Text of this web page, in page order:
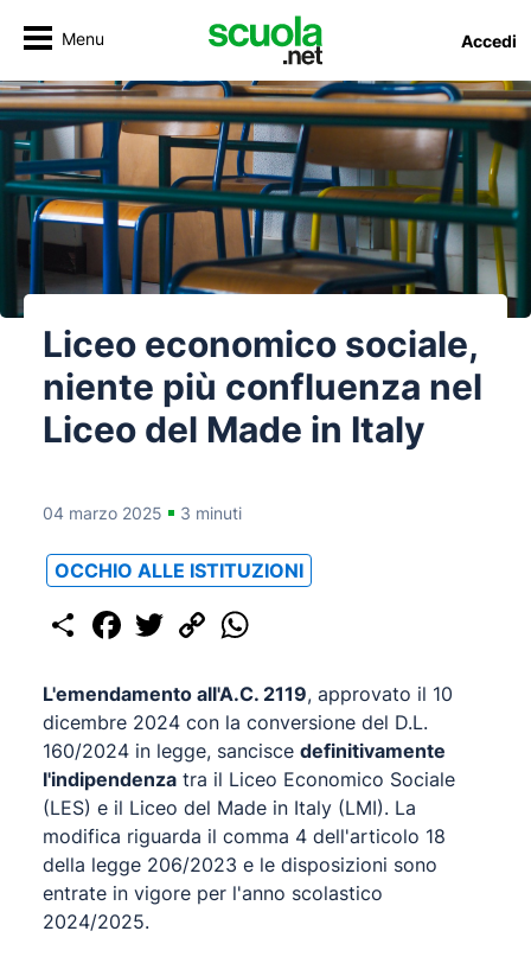
Menu Accedi
Liceo economico sociale,
niente più confluenza nel
Liceo del Made in Italy
04 marzo 2025 3 minuti
OCCHIO ALLE ISTITUZIONI
Share Facebook
Twitter Copy
Link
L'emendamento all'A.C. 2119, approvato il 10
dicembre 2024 con la conversione del D.L.
160/2024 in legge, sancisce definitivamente
l'indipendenza tra il Liceo Economico Sociale
(LES) e il Liceo del Made in Italy (LMI). La
modifica riguarda il comma 4 dell'articolo 18
della legge 206/2023 e le disposizioni sono
entrate in vigore per l'anno scolastico
2024/2025.